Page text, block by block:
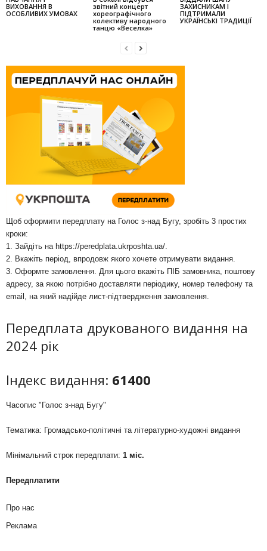
ВИХОВАННЯ В
ОСОБЛИВИХ УМОВАХ
звітний концерт
хореографічного
колек­тиву народного
танцю «Веселка»
ЗАХИСНИКАМ І
ПІДТРИМАЛИ
УКРАЇНСЬКІ ТРАДИЦІЇ
Щоб оформити передплату на Голос з-над Бугу, зробіть 3 простих
кроки:
1. Зайдіть на https://peredplata.ukrposhta.ua/.
2. Вкажіть період, впродовж якого хочете отримувати видання.
3. Оформте замовлення. Для цього вкажіть ПІБ замовника, поштову
адресу, за якою потрібно доставляти періодику, номер телефону та
email, на який надійде лист-підтвердження замовлення.
Передплата друкованого видання на
2024 рік
Індекс видання: 61400
Часопис "Голос з-над Бугу"
Тематика: Громадсько-політичні та літературно-художні видання
Мінімальний строк передплати: 1 міс.
Передплатити
Про нас
Реклама